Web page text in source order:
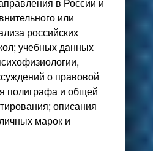
или
российских
учебных данных
о правовой
полиграфаи общей
описания
марок и